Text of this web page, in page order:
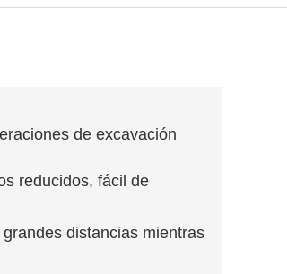
de excavación
reducidos, fácil de
distancias mientras